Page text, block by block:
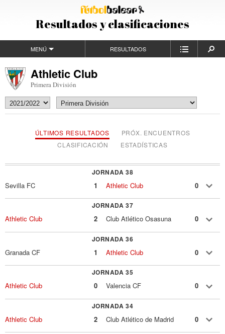
Resultados y clasificaciones
MENÚ RESULTADOS
Athletic Club
Primera División
ÚLTIMOS RESULTADOS
PRÓX. ENCUENTROS
CLASIFICACIÓN
ESTADÍSTICAS
JORNADA 38
Sevilla FC 1 Athletic Club 0
JORNADA 37
Athletic Club 2 Club Atlético Osasuna 0
JORNADA 36
Granada CF 1 Athletic Club 0
JORNADA 35
Athletic Club 0 Valencia CF 0
JORNADA 34
Athletic Club 2 Club Atlético de Madrid 0